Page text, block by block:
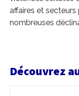
affaires et secteurs
nombreuses
Découvrez